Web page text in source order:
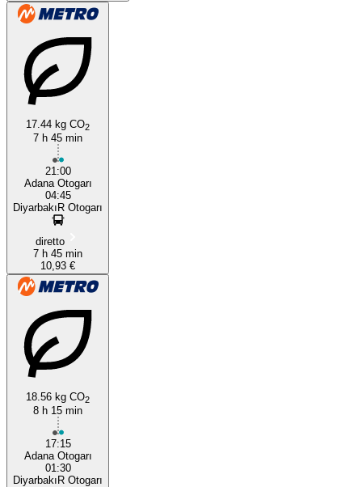
17.44 kg CO2
7 h 45 min
21:00
Adana Otogarı
04:45
DiyarbakıR Otogarı
diretto
7 h 45 min
10,93 €
18.56 kg CO2
8 h 15 min
17:15
Adana Otogarı
01:30
DiyarbakıR Otogarı